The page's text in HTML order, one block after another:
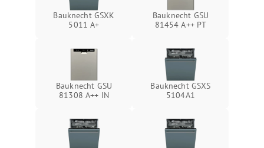
Bauknecht GSXK
5011 A+
Bauknecht GSU
81454 A++ PT
Bauknecht GSU
81308 A++ IN
Bauknecht GSXS
5104A1